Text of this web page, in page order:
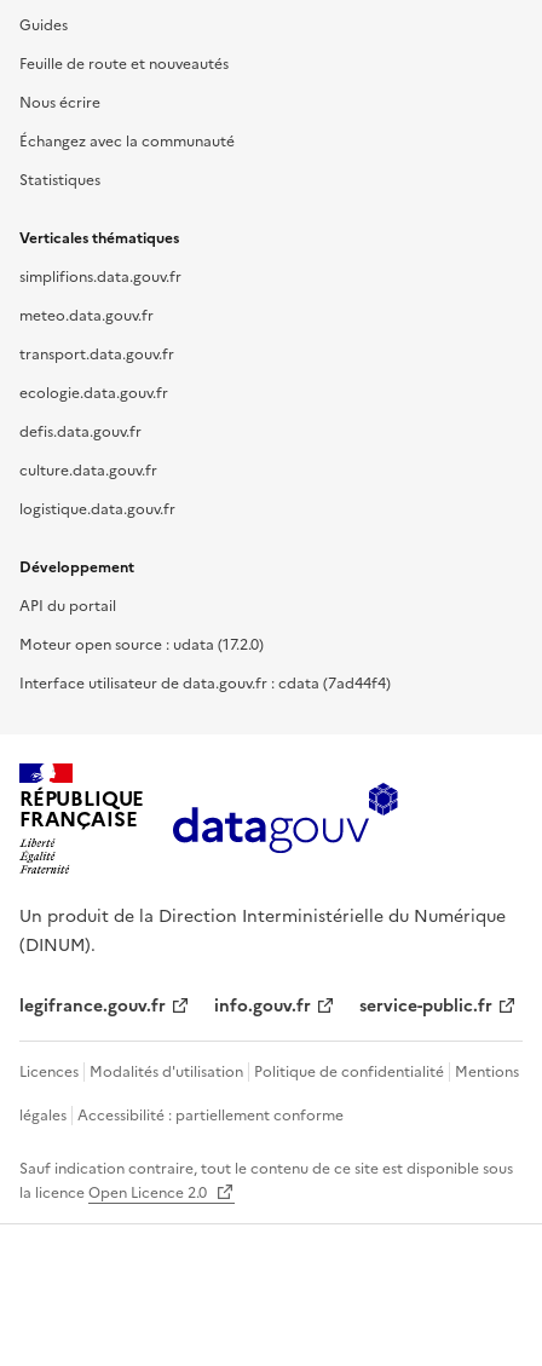
Guides
Feuille de route et nouveautés
Nous écrire
Échangez avec la communauté
Statistiques
Verticales thématiques
simplifions.data.gouv.fr
meteo.data.gouv.fr
transport.data.gouv.fr
ecologie.data.gouv.fr
defis.data.gouv.fr
culture.data.gouv.fr
logistique.data.gouv.fr
Développement
API du portail
Moteur open source : udata (17.2.0)
Interface utilisateur de data.gouv.fr : cdata (7ad44f4)
RÉPUBLIQUE
FRANÇAISE
Un produit de la Direction Interministérielle du Numérique
(DINUM).
legifrance.gouv.fr info.gouv.fr service-public.fr
Licences Modalités d'utilisation Politique de confidentialité Mentions
légales Accessibilité : partiellement conforme
Sauf indication contraire, tout le contenu de ce site est disponible sous
la licenceOpen Licence 2.0